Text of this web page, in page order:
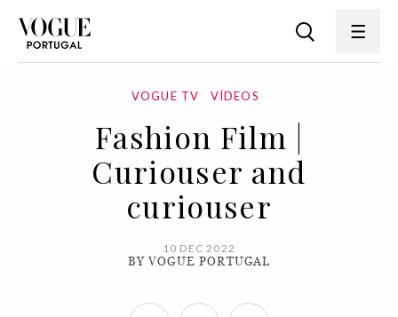
VOGUE TV VÍDEOS
Fashion Film |
Curiouser and
curiouser
10 DEC 2022
BY VOGUE PORTUGAL